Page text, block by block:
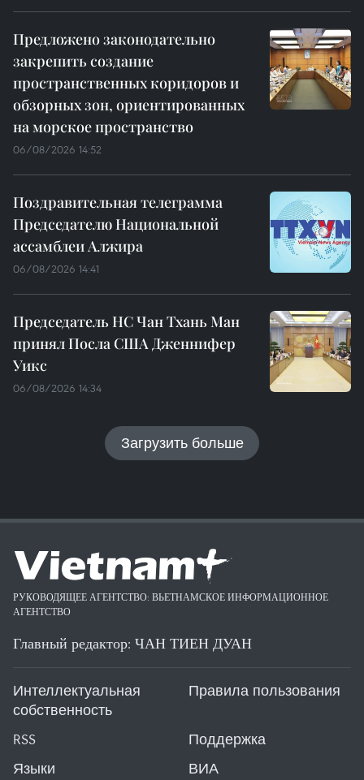
Предложено законодательно
закрепить создание
пространственных коридоров и
обзорных зон, ориентированных
на морское пространство
06/08/2026 14:52
Поздравительная телеграмма
Председателю Национальной
ассамблеи Алжира
06/08/2026 14:41
Председатель НС Чан Тхань Ман
принял Посла США Дженнифер
Уикс
06/08/2026 14:34
Загрузить больше
РУКОВОДЯЩЕЕ АГЕНТСТВО: ВЬЕТНАМСКОЕ ИНФОРМАЦИОННОЕ
АГЕНТСТВО
Главный редактор: ЧАН ТИЕН ДУАН
Интеллектуальная
собственность
Правила пользования
RSS
Поддержка
Языки
ВИА